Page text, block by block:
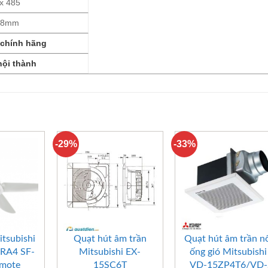
485
hãng
thành
SF-
-29%
Quạt hút âm trần
Mitsubishi EX-
15SC6T
-33%
Quạt hút âm trần
ống gió Mitsubishi
VD-15ZP4T6/VD-